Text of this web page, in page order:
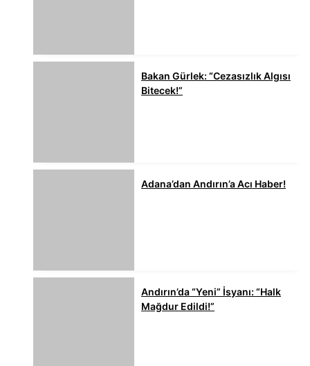
Bakan Gürlek: “Cezasızlık Algısı
Bitecek!”
Adana’dan Andırın’a Acı Haber!
Andırın’da “Yeni” İsyanı: “Halk
Mağdur Edildi!”